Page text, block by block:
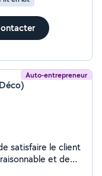
Auto-entrepreneur
et de